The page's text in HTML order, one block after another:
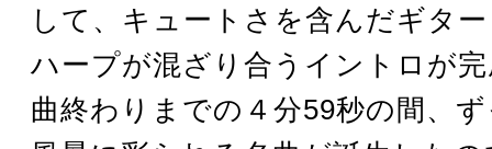
して、キュートさを含んだギタ
ハープが混ざり合うイントロが
曲終わりまでの４分59秒の間、